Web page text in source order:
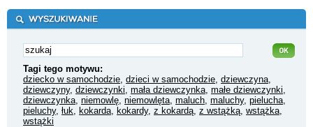
Tagi tego motywu:
dziecko w samochodzie dzieci w samochodzie dziewczyna
dziewczyny, dziewczynki mała dziewczynka małe dziewczynki
dziewczynka niemowlę niemowlęta maluch maluchy, pielucha
pieluchy, łuk kokarda kokardy, z kokardą z wstążką wstążka
wstążki